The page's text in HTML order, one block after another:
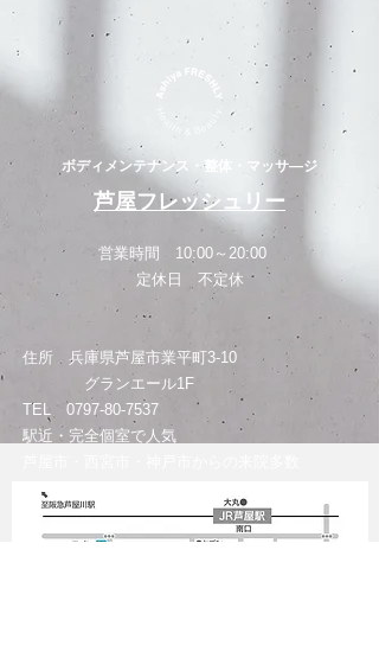
ボディメンテナンス・整体・マッサ―ジ
芦屋フレッシュリー
営業時間 10:00～20:00
定休日 不定休
住所 兵庫県芦屋市業平町3-10
グランエール1F
TEL 0797-80-7537
​駅近・完全個室で人気